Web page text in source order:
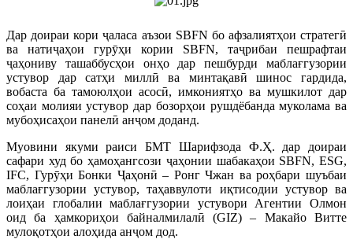
Дар доираи кори ҷаласа аъзои SBFN бо афзалиятҳои стратегӣ
ва натиҷаҳои гурӯҳи кории SBFN, таҷрибаи пешрафтаи
ҷаҳониву ташаббусҳои онҳо дар пешбурди маблағгузории
устувор дар сатҳи миллӣ ва минтақавӣ шинос гардида,
вобаста ба тамоюлҳои асосӣ, имкониятҳо ва мушкилот дар
соҳаи молияи устувор дар бозорҳои рушдёбанда муколама ва
мубоҳисаҳои панелӣ анҷом доданд.
Муовини якуми раиси БМТ Шарифзода Ф.Ҳ. дар доираи
сафари худ бо ҳамоҳангсози ҷаҳонии шабакаҳои SBFN, ESG,
IFC, Гурӯҳи Бонки Ҷаҳонӣ – Ронг Чжан ва роҳбари шуъбаи
маблағгузории устувор, таҳаввулоти иқтисодии устувор ва
лоиҳаи глобалии маблағгузории устувори Агентии Олмон
оид ба ҳамкориҳои байналмилалӣ (GIZ) – Макайо Витте
мулоқотҳои алоҳида анҷом дод.